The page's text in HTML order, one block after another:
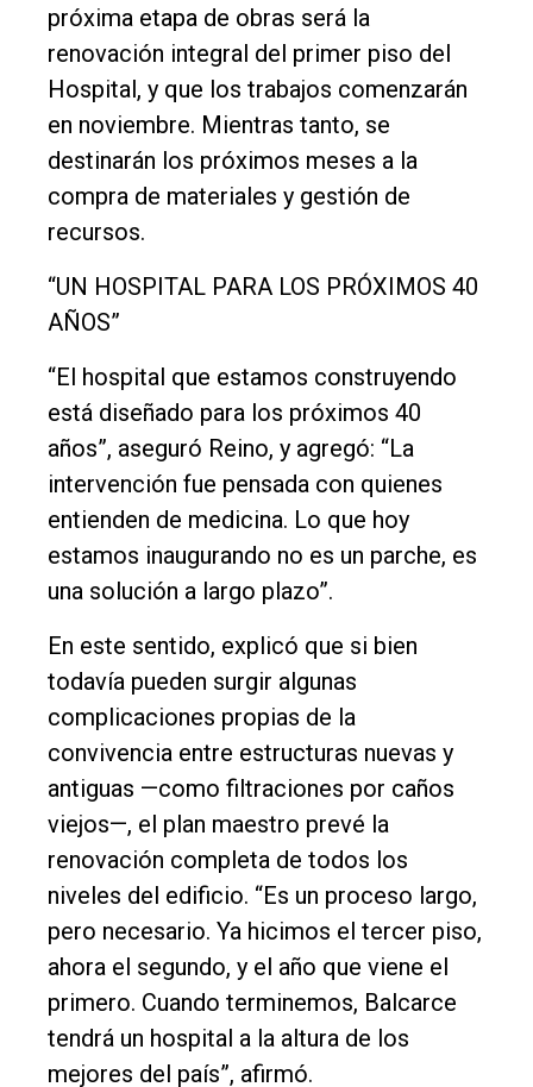
próxima etapa de obras será la
renovación integral del primer piso del
Hospital, y que los trabajos comenzarán
en noviembre. Mientras tanto, se
destinarán los próximos meses a la
compra de materiales y gestión de
recursos.
“UN HOSPITAL PARA LOS PRÓXIMOS 40
AÑOS”
“El hospital que estamos construyendo
está diseñado para los próximos 40
años”, aseguró Reino, y agregó: “La
intervención fue pensada con quienes
entienden de medicina. Lo que hoy
estamos inaugurando no es un parche, es
una solución a largo plazo”.
En este sentido, explicó que si bien
todavía pueden surgir algunas
complicaciones propias de la
convivencia entre estructuras nuevas y
antiguas —como filtraciones por caños
viejos—, el plan maestro prevé la
renovación completa de todos los
niveles del edificio. “Es un proceso largo,
pero necesario. Ya hicimos el tercer piso,
ahora el segundo, y el año que viene el
primero. Cuando terminemos, Balcarce
tendrá un hospital a la altura de los
mejores del país”, afirmó.